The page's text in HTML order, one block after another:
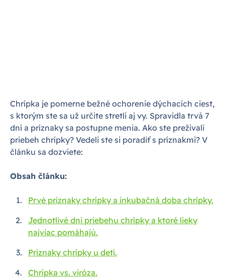
Chrípka je pomerne bežné ochorenie dýchacích ciest,
s ktorým ste sa už určite stretli aj vy. Spravidla trvá 7
dní a príznaky sa postupne menia. Ako ste prežívali
priebeh chrípky? Vedeli ste si poradiť s príznakmi? V
článku sa dozviete:
Obsah článku:
Prvé príznaky chrípky a inkubačná doba chrípky.
Jednotlivé dni priebehu chrípky a ktoré lieky
najviac pomáhajú.
Príznaky chrípky u detí.
Chrípka vs. viróza.